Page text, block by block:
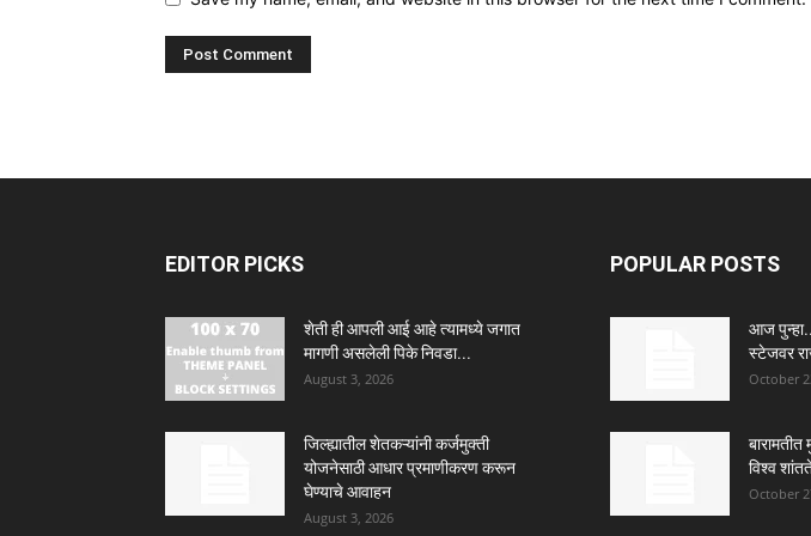
EDITOR PICKS
शेती ही आपली आई आहे त्यामध्ये जगात
मागणी असलेली पिके निवडा...
August 3, 2026
जिल्ह्यातील शेतकऱ्यांनी कर्जमुक्ती
योजनेसाठी आधार प्रमाणीकरण करून
घेण्याचे आवाहन
August 3, 2026
POPULAR POSTS
आज
स्टेजवर
October
विश्व
October